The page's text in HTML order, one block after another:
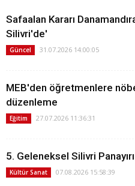
Safaalan Kararı
Silivri'de'
Güncel 31.07.2026 14:00:05
MEB'den öğretmenlere
düzenleme
Eğitim 27.07.2026 11:36:31
5. Geleneksel Silivri
Kültür Sanat 07.08.2026 15:58:39